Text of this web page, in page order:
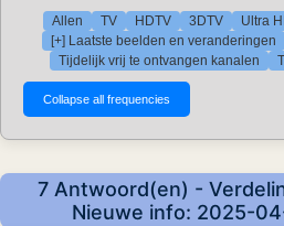
Allen TV HDTV 3DTV Ultra
[+] Laatste beelden en veranderingen
Tijdelijk vrij te ontvangen kanalen
7 Antwoord(en) -
Nieuwe info: 2025-